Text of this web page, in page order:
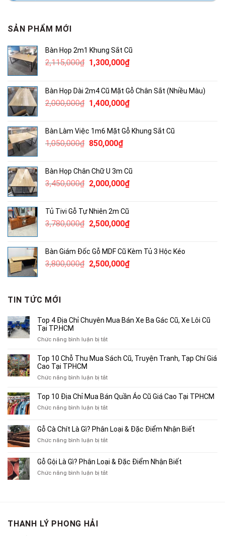
SẢN PHẨM MỚI
Bàn Họp 2m1 Khung Sắt Cũ
2,115,000₫ Giá
2,115,000₫.
1,300,000₫Giá
là:
1,300,000₫.
Bàn Họp Dài 2m4 Cũ Mặt Gỗ Chân Sắt (Nhiều Màu)
2,000,000₫ Giá
2,000,000₫.
1,400,000₫Giá
là:
Bàn Làm Việc 1m6 Mặt Gỗ Khung Sắt Cũ
1,050,000₫ Giá
1,050,000₫.
850,000₫Giá
là:
850,000₫.
Bàn Họp Chân Chữ U 3m Cũ
3,450,000₫ Giá
3,450,000₫.
2,000,000₫Giá
2,000,000₫.
Tủ Tivi Gỗ Tự Nhiên 2m Cũ
3,780,000₫ Giá
3,780,000₫.
2,500,000₫Giá
là:
2,500,000₫.
Bàn Giám Đốc Gỗ MDF Cũ Kèm Tủ 3 Hộc Kéo
3,800,000₫ Giá
2,500,000₫Giá
TIN TỨC MỚI
Top 4 Địa Chỉ Chuyên Mua Bán Xe Ba Gác Cũ, Xe Lôi Cũ
Tại TP.HCM
Chức năng bình luận bị tắtở
4
Bán
Xe
Cũ,
Xe
Cũ
TP.HCM
Top 10 Chỗ Thu Mua Sách Cũ, Truyện Tranh, Tạp Chí Giá
Cao Tại TPHCM
Chức năng bình luận bị tắtở
10
Thu
Sách
Tạp
Chí
Top 10 Địa Chỉ Mua Bán Quần Áo Cũ Giá Cao Tại TPHCM
Chức năng bình luận bị tắtở
Địa
Chỉ
Bán
Áo
Gỗ Cà Chít Là Gì? Phân Loại & Đặc Điểm Nhận Biết
Chức năng bình luận bị tắtở
Chít
Là
Gỗ Gội Là Gì? Phân Loại & Đặc Điểm Nhận Biết
Chức năng bình luận bị tắtở
THANH LÝ PHONG HẢI